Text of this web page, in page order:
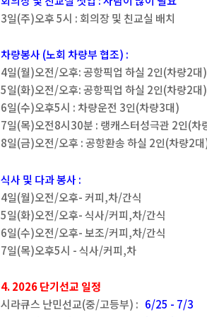
3일(주)오후 5시 : 회의장 및 친교실 배치
차량봉사 (노회 차량부 협조) :
4일(월)오전/오후: 공항픽업 하실 2인(차량2대)
5일(화)오전/오후: 공항픽업 하실 2인(차량2대)
6일(수)오후5시 : 차량운전 3인(차량3대)
7일(목)오전8시30분 : 랭캐스터성극관 2인(차
8일(금)오전/오후 : 공항환송 하실 2인(차량2
식사 및 다과 봉사 :
4일(월)오전/오후- 커피,차/간식
5일(화)오전/오후- 식사/커피,차/간식
6일(수)오전/오후- 보조/커피,차/간식
7일(목)오후5시 - 식사/커피,차
4. 2026 단기선교 일정
시라큐스 난민선교(중/고등부) : 6/25 - 7/3